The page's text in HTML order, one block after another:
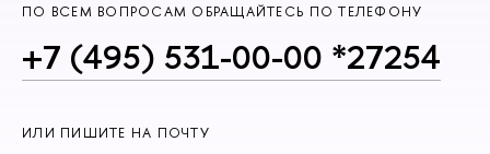
ПО ВСЕМ ВОПРОСАМ ОБРАЩАЙТЕСЬ ПО ТЕЛЕФОНУ
+7 (495) 531-00-00 *27254
ИЛИ ПИШИТЕ НА ПОЧТУ